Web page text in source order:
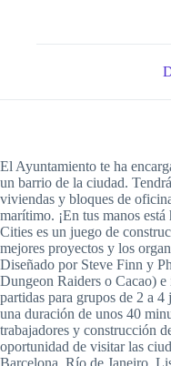
El Ayuntamiento te ha
un barrio de la ciudad.
viviendas y bloques de
marítimo. ¡En tus manos
Cities es un juego de
mejores proyectos y los
Diseñado por Steve Finn y
Dungeon Raiders o Cacao)
partidas para grupos de 2 a 4
una duración de unos 40
trabajadores y construcción
oportunidad de visitar las
Barcelona, Río de Janeiro,